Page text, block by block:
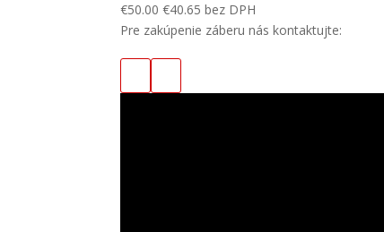
€50.00 €40.65 bez DPH
Pre zakúpenie záberu nás kontaktujte: